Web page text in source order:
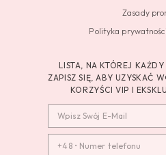
Zasady
Polityka
LISTA, NA KTÓREJ KAŻDY
ZAPISZ SIĘ, ABY UZYSKAĆ
KORZYŚCI VIP I